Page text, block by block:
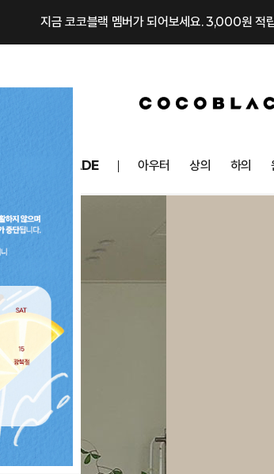
지금 코코블랙 멤버가 되어보세요. 3,000원 적
COCOMADE 아우터 상의 하의